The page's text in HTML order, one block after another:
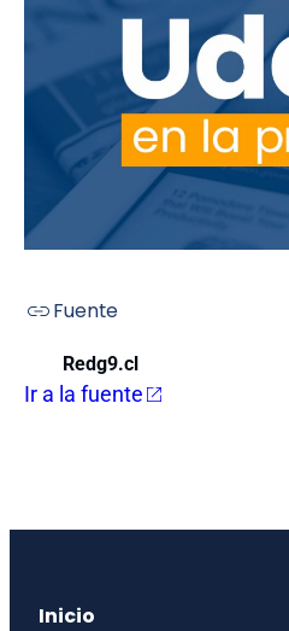
Fuente
Redg9.cl
Ir a la fuente
Inicio